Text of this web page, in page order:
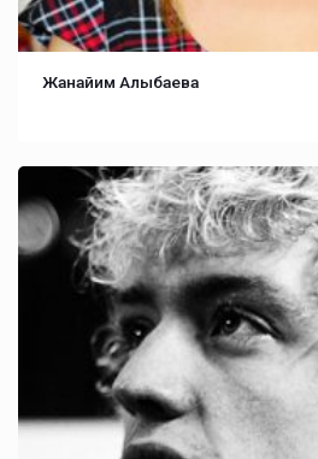
Жанайим Алыбаева